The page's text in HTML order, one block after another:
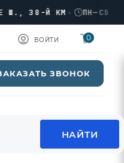
38-Й КМ› ПН–СБ ·
ВОЙТИ 0
ЗВОНОК